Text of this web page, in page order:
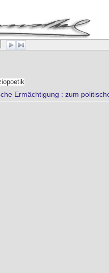
Ermächtigung : zum